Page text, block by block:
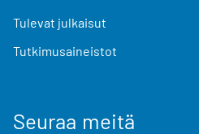
Tulevat julkaisut
Tutkimusaineistot
Seuraa meitä